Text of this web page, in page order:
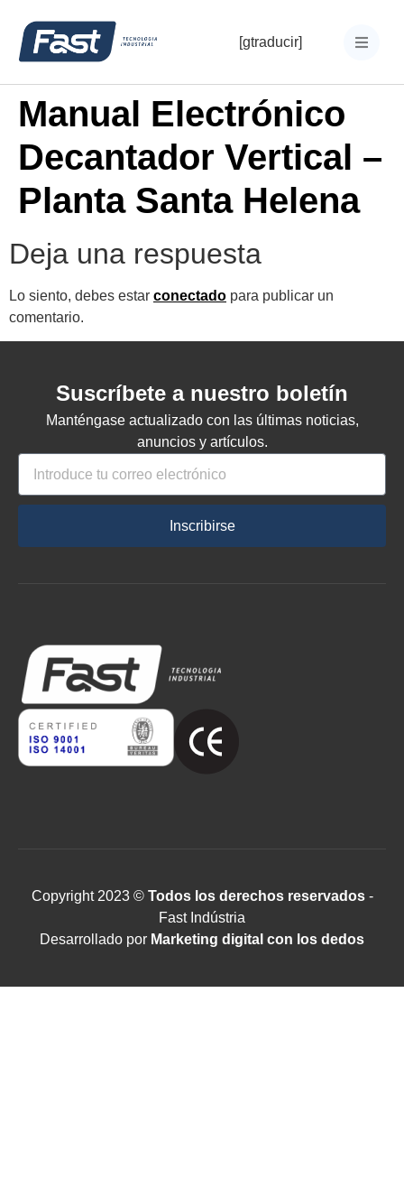
[gtraducir]
Manual Electrónico
Decantador Vertical –
Planta Santa Helena
Deja una respuesta
Lo siento, debes estar conectado para publicar un
comentario.
Suscríbete a nuestro boletín
Manténgase actualizado con las últimas noticias,
anuncios y artículos.
Inscribirse
Copyright 2023 © Todos los derechos reservados-
Fast Indústria
Desarrollado por Marketing digital con los dedos